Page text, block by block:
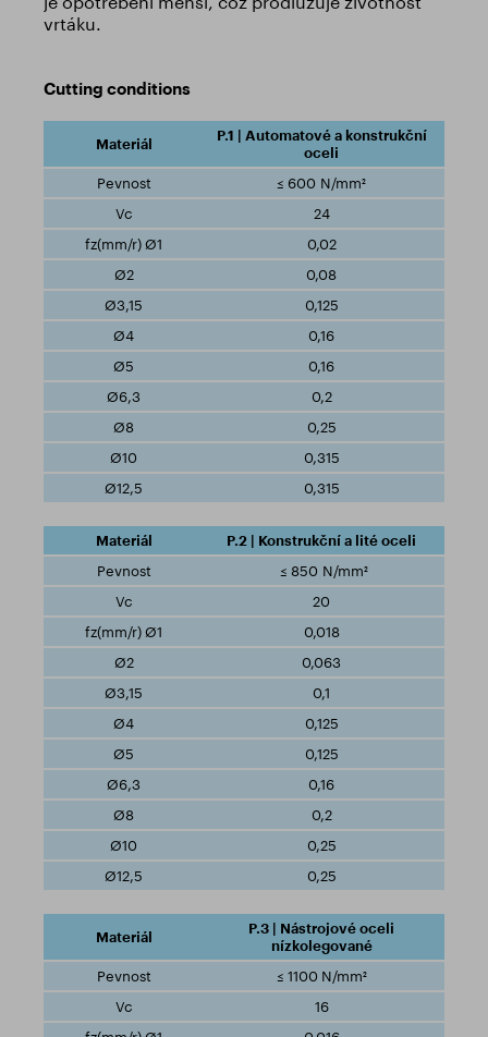
vrtáku.
Cutting conditions
P.1 | Automatové a konstrukční
oceli
≤ 600 N/mm²
24
0,02
0,08
0,125
0,16
0,16
0,2
0,25
0,315
0,315
P.2 | Konstrukční a lité oceli
≤ 850 N/mm²
20
0,018
0,063
0,1
0,125
0,125
0,16
0,2
0,25
0,25
P.3 | Nástrojové oceli
nízkolegované
≤ 1100 N/mm²
16